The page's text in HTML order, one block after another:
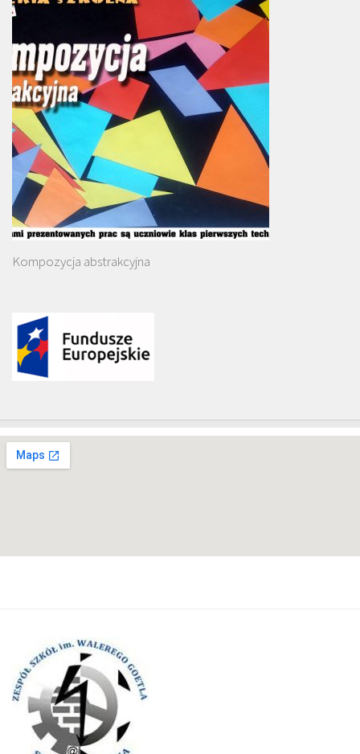
Kompozycja abstrakcyjna